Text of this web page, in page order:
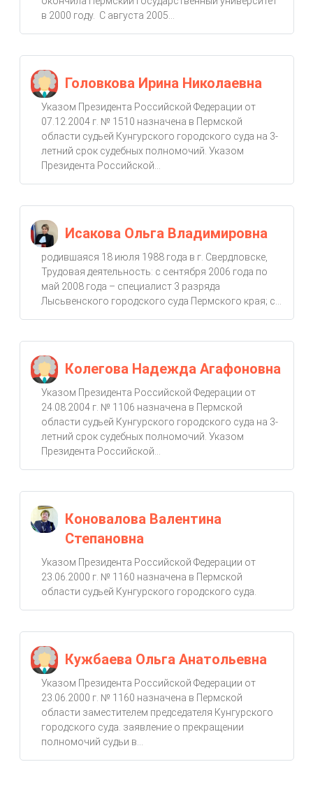
в 2000 году. С августа 2005...
Головкова Ирина Николаевна
Указом Президента Российской Федерации от
07.12.2004 г. № 1510 назначена в Пермской
области судьей Кунгурского городского суда на 3-
летний срок судебных полномочий. Указом
Президента Российской...
Исакова Ольга Владимировна
родившаяся 18 июля 1988 года в г. Свердловске,
Трудовая деятельность: с сентября 2006 года по
май 2008 года – специалист 3 разряда
Лысьвенского городского суда Пермского края; с...
Колегова Надежда Агафоновна
Указом Президента Российской Федерации от
24.08.2004 г. № 1106 назначена в Пермской
области судьей Кунгурского городского суда на 3-
летний срок судебных полномочий. Указом
Президента Российской...
Коновалова Валентина
Степановна
Указом Президента Российской Федерации от
23.06.2000 г. № 1160 назначена в Пермской
области судьей Кунгурского городского суда.
Кужбаева Ольга Анатольевна
Указом Президента Российской Федерации от
23.06.2000 г. № 1160 назначена в Пермской
области заместителем председателя Кунгурского
городского суда. заявление о прекращении
полномочий судьи в...